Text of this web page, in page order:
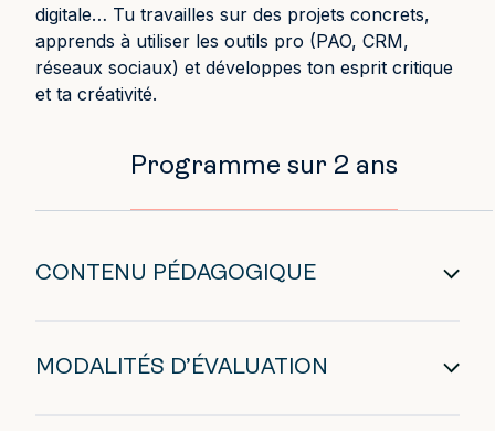
digitale… Tu travailles sur des projets concrets,
apprends à utiliser les outils pro (PAO, CRM,
réseaux sociaux) et développes ton esprit critique
et ta créativité.
Programme sur 2 ans
CONTENU PÉDAGOGIQUE
MODALITÉS D’ÉVALUATION